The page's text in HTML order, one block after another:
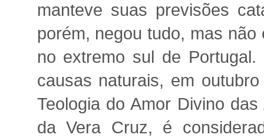
manteve suas previsões
porém, negou tudo, mas
no extremo sul de
causas naturais, em
Teologia do Amor Divino
da Vera Cruz, é